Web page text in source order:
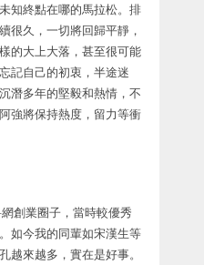
知終點在哪的馬拉松。排
很久，一切將回歸平靜，
的大上大落，甚至很可能
記自己的初衷，半途迷
潛多年的堅毅和熱情，不
強將保持熱度，留力等衝
創業圈子，當時較優秀
如今我的同輩如宋漢生等
越來越多，實在是好事。